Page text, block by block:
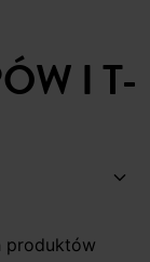
I T-
produktów